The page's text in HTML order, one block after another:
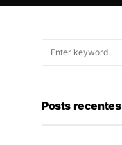
Posts recentes